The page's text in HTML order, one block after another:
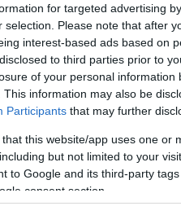
for targeted advertising
selection. Please note that after
interest-based ads based on
to third parties prior to
of your personal information
This information may also be
Participants that may further
that this website/app uses one or
but not limited to your
to Google and its third-party
consent section.
των 103
ασυνήθιστη
Τουρκία μετά από το
τα
επισημαίνουν τη
ότι πρέπει να
κάποιες